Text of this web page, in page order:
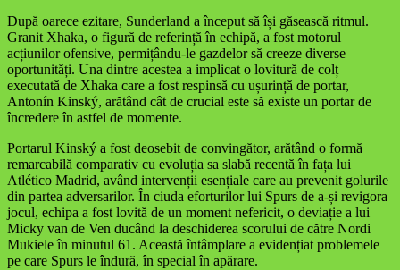
După oarece ezitare, Sunderland a început să își găsească ritmul.
Granit Xhaka, o figură de referință în echipă, a fost motorul
acțiunilor ofensive, permițându-le gazdelor să creeze diverse
oportunități. Una dintre acestea a implicat o lovitură de colț
executată de Xhaka care a fost respinsă cu ușurință de portar,
Antonín Kinský, arătând cât de crucial este să existe un portar de
încredere în astfel de momente.
Portarul Kinský a fost deosebit de convingător, arătând o formă
remarcabilă comparativ cu evoluția sa slabă recentă în fața lui
Atlético Madrid, având intervenții esențiale care au prevenit golurile
din partea adversarilor. În ciuda eforturilor lui Spurs de a-și revigora
jocul, echipa a fost lovită de un moment nefericit, o deviație a lui
Micky van de Ven ducând la deschiderea scorului de către Nordi
Mukiele în minutul 61. Această întâmplare a evidențiat problemele
pe care Spurs le îndură, în special în apărare.